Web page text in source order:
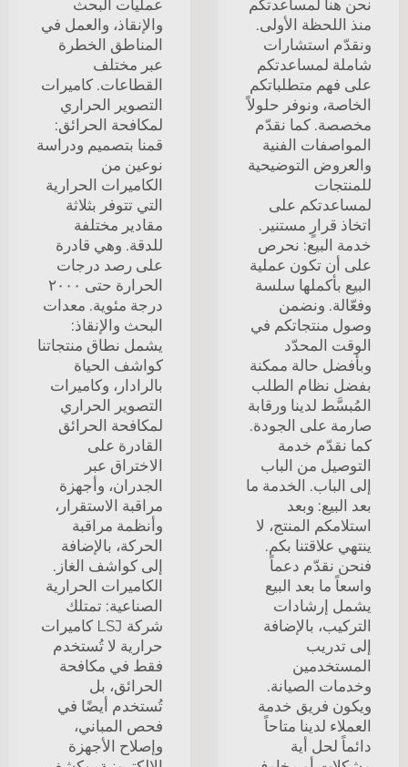
نحن هنا لمساعدتكم
منذ اللحظة الأولى.
ونقدّم استشارات
شاملة لمساعدتكم
على فهم متطلباتكم
الخاصة، ونوفر حلولاً
مخصصة. كما نقدّم
المواصفات الفنية
والعروض التوضيحية
للمنتجات
لمساعدتكم على
اتخاذ قرارٍ مستنير.
خدمة البيع: نحرص
على أن تكون عملية
البيع بأكملها سلسة
وفعّالة. ونضمن
وصول منتجاتكم في
الوقت المحدّد
وبأفضل حالة ممكنة
بفضل نظام الطلب
المُبسَّط لدينا ورقابة
صارمة على الجودة.
كما نقدّم خدمة
التوصيل من الباب
إلى الباب. الخدمة ما
بعد البيع: وبعد
استلامكم المنتج، لا
ينتهي علاقتنا بكم.
فنحن نقدّم دعماً
واسعاً ما بعد البيع
يشمل إرشادات
التركيب، بالإضافة
إلى تدريب
المستخدمين
وخدمات الصيانة.
ويكون فريق خدمة
العملاء لدينا متاحاً
دائماً لحل أية
عمليات البحث
والإنقاذ، والعمل في
المناطق الخطرة
عبر مختلف
القطاعات. كاميرات
التصوير الحراري
لمكافحة الحرائق:
قمنا بتصميم ودراسة
نوعين من
الكاميرات الحرارية
التي تتوفر بثلاثة
مقادير مختلفة
للدقة. وهي قادرة
على رصد درجات
الحرارة حتى ٢٠٠٠
درجة مئوية. معدات
البحث والإنقاذ:
يشمل نطاق منتجاتنا
كواشف الحياة
بالرادار، وكاميرات
التصوير الحراري
لمكافحة الحرائق
القادرة على
الاختراق عبر
الجدران، وأجهزة
مراقبة الاستقرار،
وأنظمة مراقبة
الحركة، بالإضافة
إلى كواشف الغاز.
الكاميرات الحرارية
الصناعية: تمتلك
شركة LSJ كاميرات
حرارية لا تُستخدم
فقط في مكافحة
الحرائق، بل
تُستخدم أيضًا في
فحص المباني،
وإصلاح الأجهزة